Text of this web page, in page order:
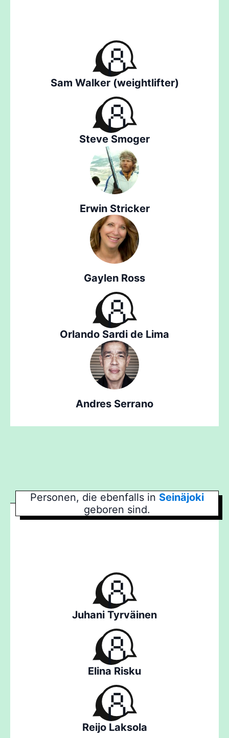
Sam Walker (weightlifter)
Steve Smoger
Erwin Stricker
Gaylen Ross
Orlando Sardi de Lima
Andres Serrano
Personen, die ebenfalls in Seinäjoki
geboren sind.
Juhani Tyrväinen
Elina Risku
Reijo Laksola